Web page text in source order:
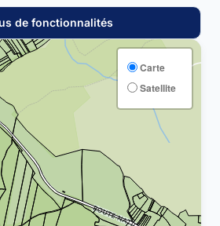
de fonctionnalités
Carte
Satellite